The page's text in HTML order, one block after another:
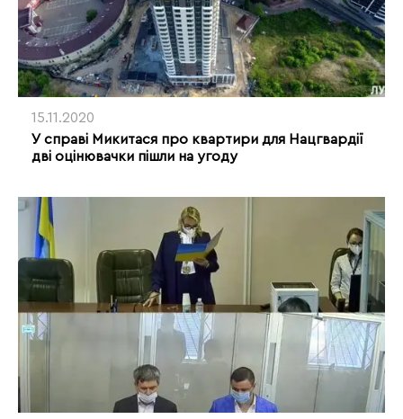
15.11.2020
У справі Микитася про квартири для Нацгвардії
дві оцінювачки пішли на угоду